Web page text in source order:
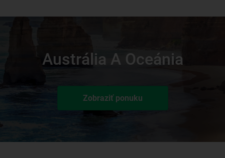
Austrália A Oceánia
Zobraziť ponuku